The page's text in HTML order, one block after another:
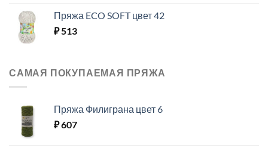
Пряжа ECO SOFT цвет 42
₽513
САМАЯ ПОКУПАЕМАЯ ПРЯЖА
Пряжа Филиграна цвет 6
₽607